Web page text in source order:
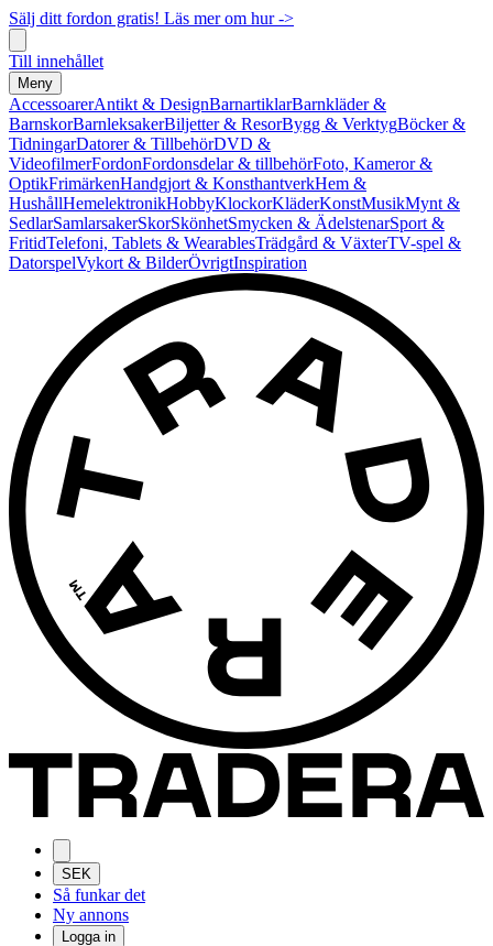
Sälj ditt fordon gratis! Läs mer om hur ->
Till innehållet
Meny
AccessoarerAntikt & DesignBarnartiklarBarnkläder &
BarnskorBarnleksakerBiljetter & ResorBygg & VerktygBöcker &
TidningarDatorer & TillbehörDVD &
VideofilmerFordonFordonsdelar & tillbehörFoto, Kameror &
OptikFrimärkenHandgjort & KonsthantverkHem &
HushållHemelektronikHobbyKlockorKläderKonstMusikMynt &
SedlarSamlarsakerSkorSkönhetSmycken & ÄdelstenarSport &
FritidTelefoni, Tablets & WearablesTrädgård & VäxterTV-spel &
DatorspelVykort & BilderÖvrigtInspiration
SEK
Så funkar det
Ny annons
Logga in